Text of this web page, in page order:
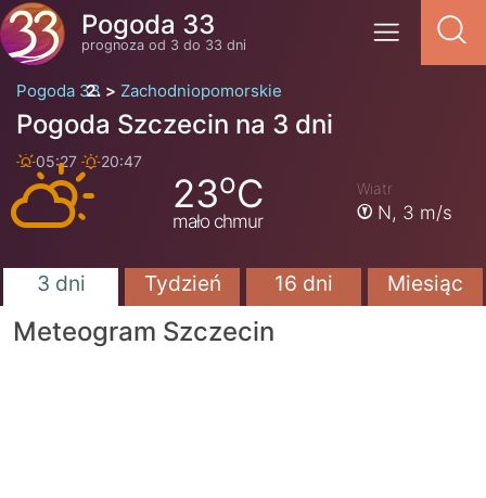
Pogoda 33
prognoza od 3 do 33 dni
Pogoda 33 Zachodniopomorskie
Pogoda Szczecin na 3 dni
05:27 20:47
23oC
mało chmur
Wiatr
N, 3 m/s
3 dni Tydzień 16 dni Miesiąc
Meteogram Szczecin